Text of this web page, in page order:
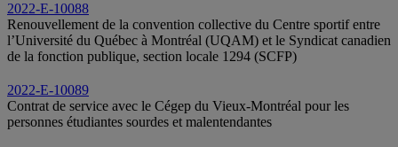
2022-E-10088
Renouvellement de la convention collective du Centre sportif entre
l’Université du Québec à Montréal (UQAM) et le Syndicat canadien
de la fonction publique, section locale 1294 (SCFP)
2022-E-10089
Contrat de service avec le Cégep du Vieux-Montréal pour les
personnes étudiantes sourdes et malentendantes